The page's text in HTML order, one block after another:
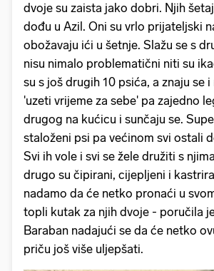
dvoje su zaista jako dobri. Njih
dođu u Azil. Oni su vrlo prijateljski
obožavaju ići u šetnje. Slažu se s
nisu nimalo problematični niti su
su s još drugih 10 psića, a znaju se
'uzeti vrijeme za sebe' pa zajedno
drugog na kućicu i sunčaju se.
staloženi psi pa većinom svi ostali
Svi ih vole i svi se žele družiti s
drugo su čipirani, cijepljeni i
nadamo da će netko pronaći u
topli kutak za njih dvoje - poručila
Baraban nadajući se da će netko
priču još više uljepšati.